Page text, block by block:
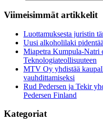
Viimeisimmät artikkelit
Luottamuksesta juristin
Uusi alkoholilaki
Miapetra Kumpula-Natri
Teknologiateollisuuteen
MTV Oy yhdistää
vauhdittamiseksi
Rud Pedersen ja Tekir
Pedersen Finland
Kategoriat